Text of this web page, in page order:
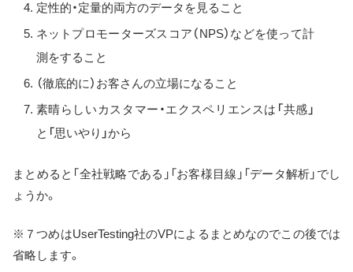
定性的・定量的両方のデータを見ること
ネットプロモーターズスコア（NPS）などを使って計
測をすること
（徹底的に）お客さんの立場になること
素晴らしいカスタマー・エクスペリエンスは「共感」
と「思いやり」から
まとめると「全社戦略である」「お客様目線」「データ解析」でし
ょうか。
※７つめはUserTesting社のVPによるまとめなのでこの後では
省略します。